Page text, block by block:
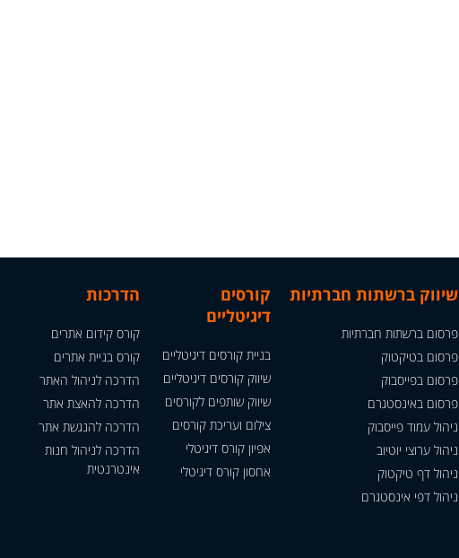
שיווק ברשתות חברתיות
פרסום ברשתות חברתיות
פרסום בטיקטוק
פרסום בפייסבוק
פרסום באינסטגרם
ניהול עמוד פייסבוק
ניהול ערוצי יוטיוב
ניהול דף טיקטוק
ניהול דפי אינסטגרם
קורסים
דיגיטליים
בניית קורסים דיגיטליים
שיווק קורסים דיגיטליים
שיווק שותפים לקורסים
צילום ועריכת קורסים
אפיון קורס דיגיטלי
אחסון קורס דיגיטלי
הדרכות
קורס קידום אתרים
קורס בניית אתרים
הדרכה לניהול האתר
הדרכה להאצת אתר
הדרכה להנגשת אתר
הדרכה לניהול חנות
אינטרנטית